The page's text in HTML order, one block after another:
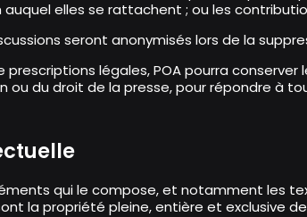
auquel elles se rattachent ; ou les
seront anonymisés lors de la
prescriptions légales, POA pourra
ou du droit de la presse, pour répondre à
qui le compose, et notamment les
la propriété pleine, entière et exclusive